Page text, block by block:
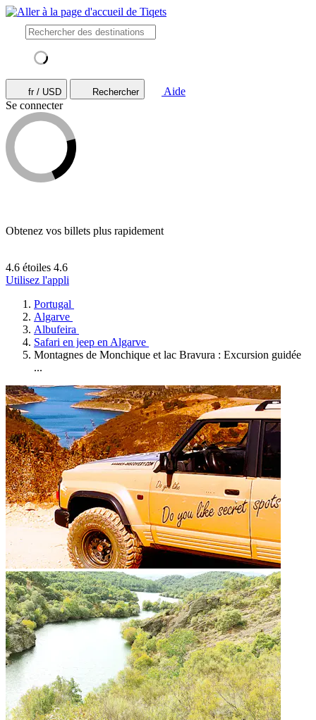
fr / USD Rechercher
Aide
Se connecter
Obtenez vos billets plus rapidement
4.6 étoiles 4.6
Utilisez l'appli
Portugal
Algarve
Albufeira
Safari en jeep en Algarve
Montagnes de Monchique et lac Bravura : Excursion guidée
...